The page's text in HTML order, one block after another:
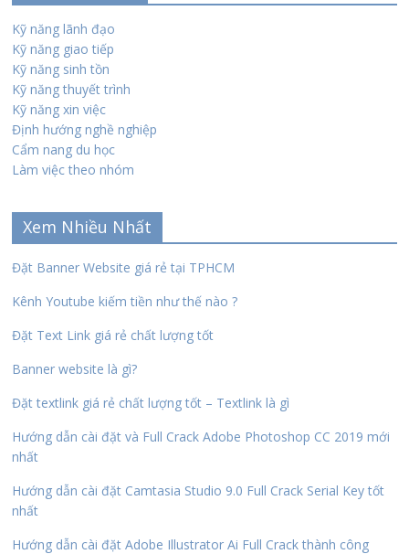
Kỹ năng lãnh đạo
Kỹ năng giao tiếp
Kỹ năng sinh tồn
Kỹ năng thuyết trình
Kỹ năng xin việc
Định hướng nghề nghiệp
Cẩm nang du học
Làm việc theo nhóm
Xem Nhiều Nhất
Đặt Banner Website giá rẻ tại TPHCM
Kênh Youtube kiếm tiền như thế nào ?
Đặt Text Link giá rẻ chất lượng tốt
Banner website là gì?
Đặt textlink giá rẻ chất lượng tốt – Textlink là gì
Hướng dẫn cài đặt và Full Crack Adobe Photoshop CC 2019 mới
nhất
Hướng dẫn cài đặt Camtasia Studio 9.0 Full Crack Serial Key tốt
nhất
Hướng dẫn cài đặt Adobe Illustrator Ai Full Crack thành công